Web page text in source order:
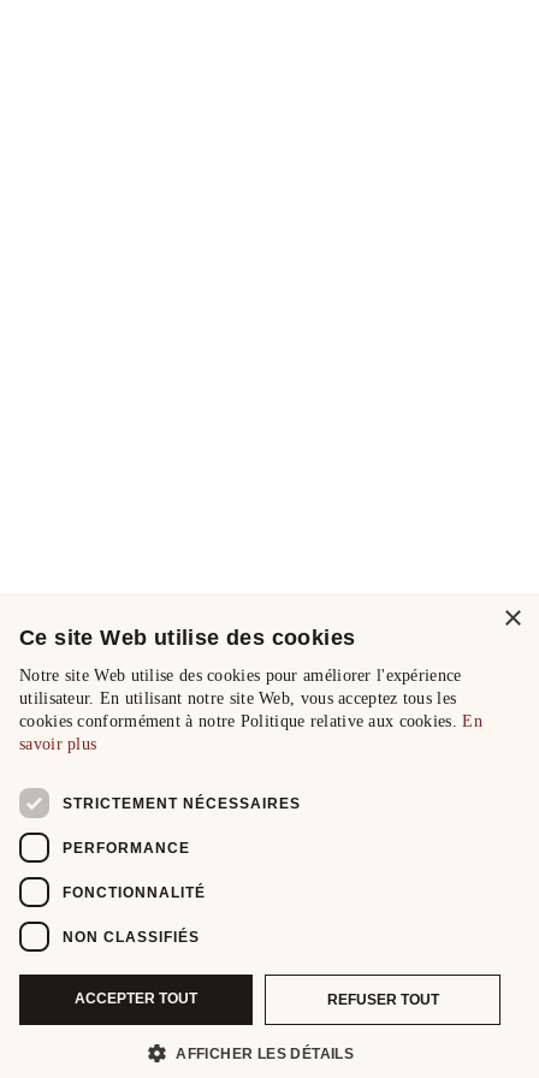
×
Ce site Web utilise des cookies
Notre site Web utilise des cookies pour améliorer l'expérience
utilisateur. En utilisant notre site Web, vous acceptez tous les
cookies conformément à notre Politique relative aux cookies.En
savoir plus
STRICTEMENT NÉCESSAIRES
PERFORMANCE
FONCTIONNALITÉ
NON CLASSIFIÉS
ACCEPTER TOUT REFUSER TOUT
AFFICHER LES DÉTAILS